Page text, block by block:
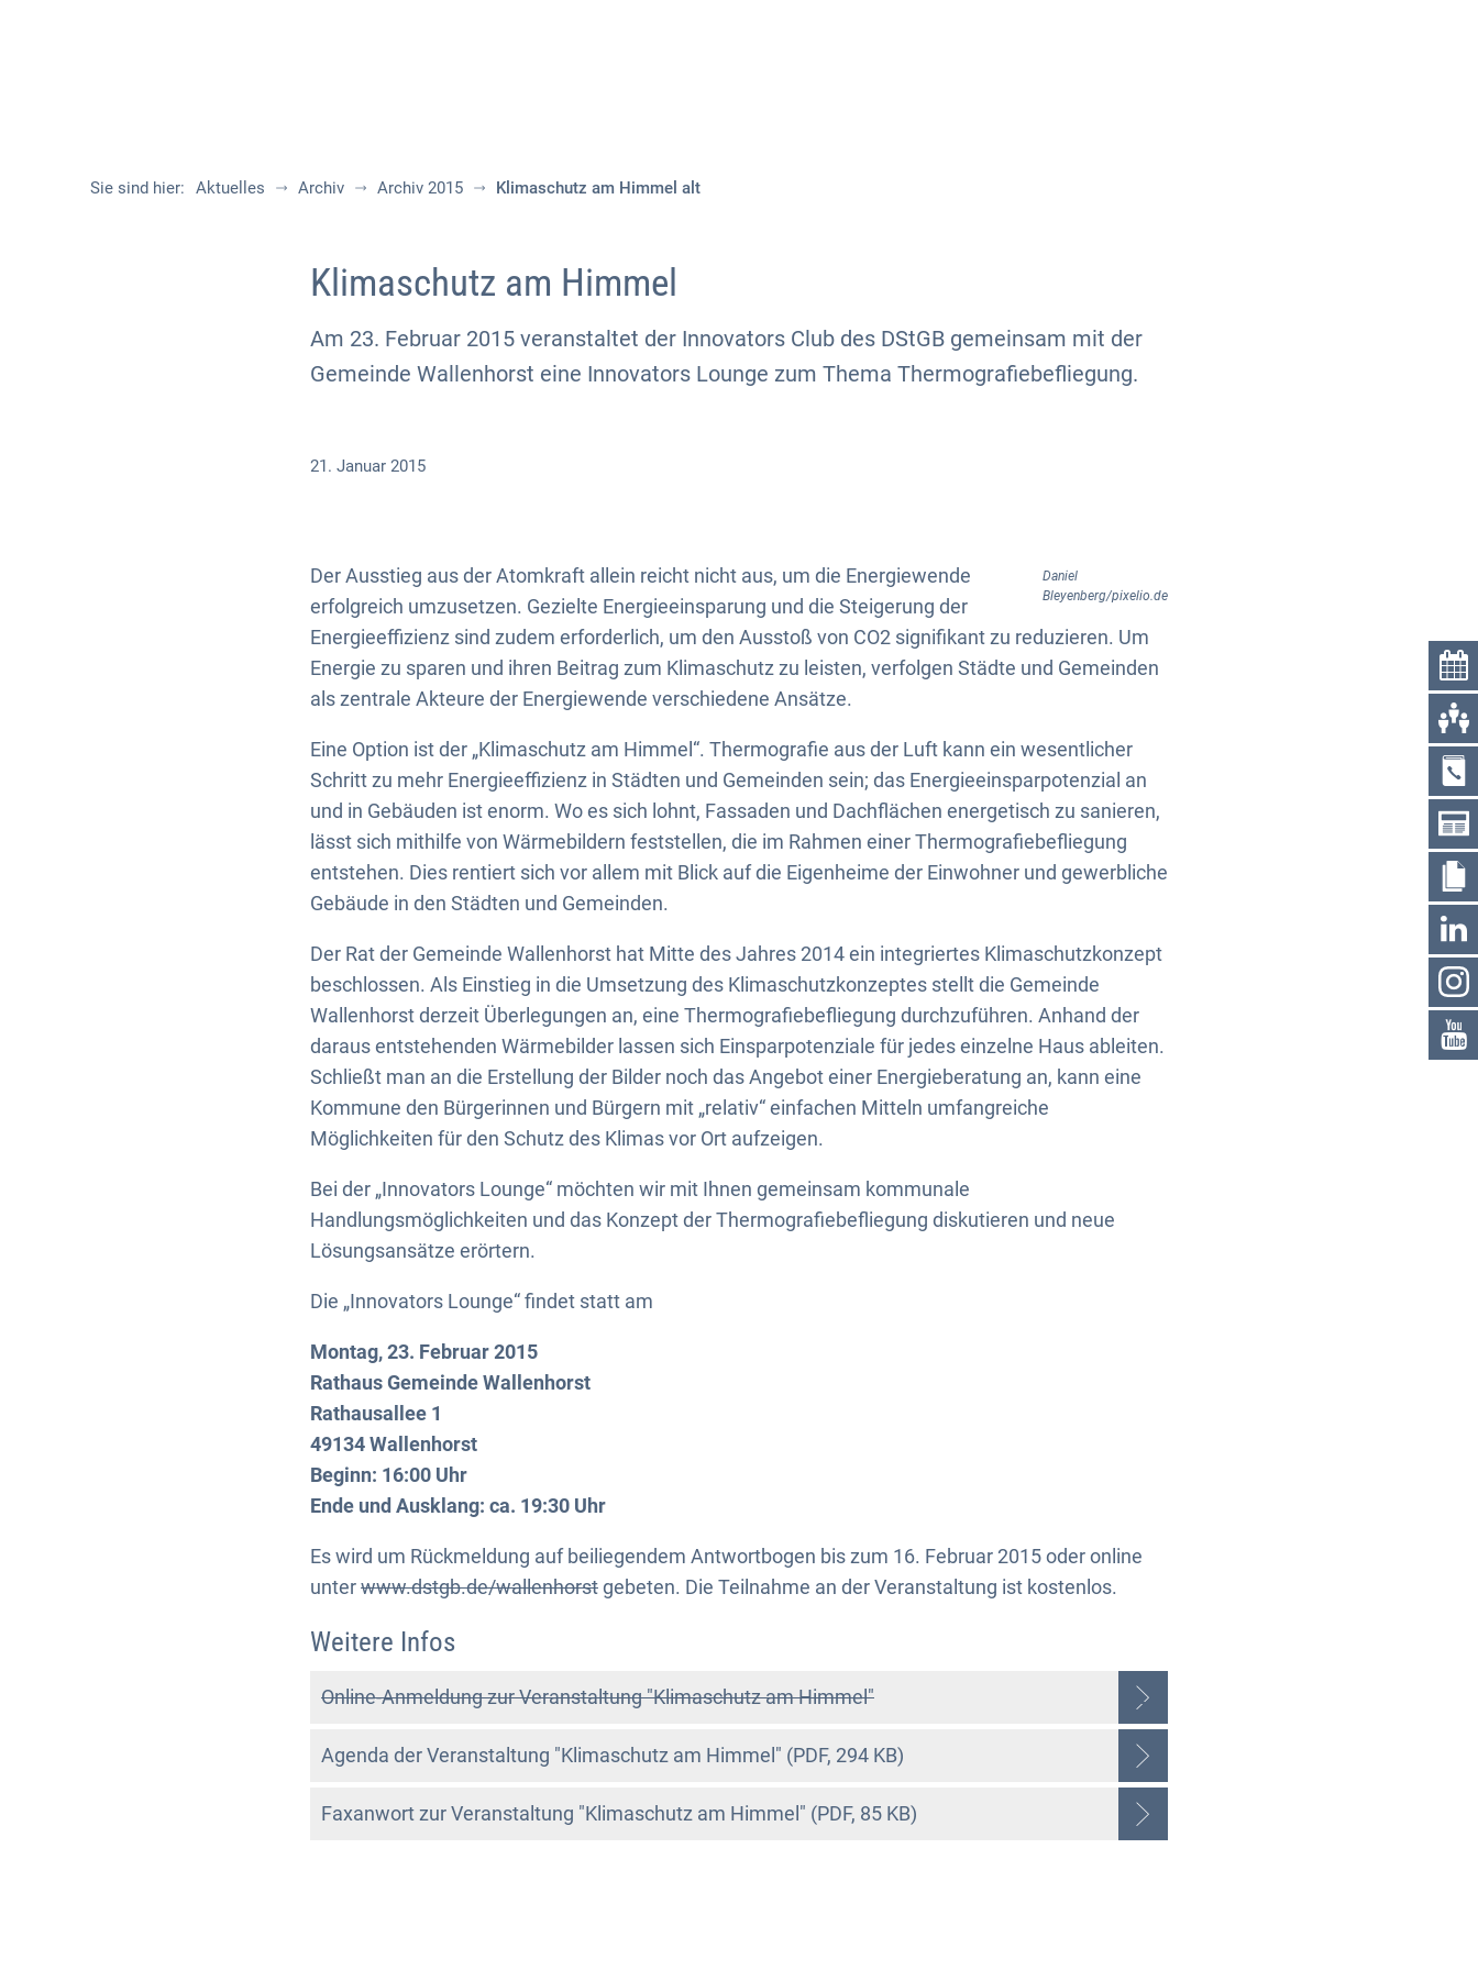
Sie sind hier: Aktuelles Archiv Archiv 2015 Klimaschutz am Himmel alt
Klimaschutz am Himmel
Am 23. Februar 2015 veranstaltet der Innovators Club des DStGB gemeinsam mit der
Gemeinde Wallenhorst eine Innovators Lounge zum Thema Thermografiebefliegung.
21. Januar 2015
Daniel
Bleyenberg/pixelio.de
Der Ausstieg aus der Atomkraft allein reicht nicht aus, um die Energiewende
erfolgreich umzusetzen. Gezielte Energieeinsparung und die Steigerung der
Energieeffizienz sind zudem erforderlich, um den Ausstoß von CO2 signifikant zu reduzieren. Um
Energie zu sparen und ihren Beitrag zum Klimaschutz zu leisten, verfolgen Städte und Gemeinden
als zentrale Akteure der Energiewende verschiedene Ansätze.
Eine Option ist der „Klimaschutz am Himmel“. Thermografie aus der Luft kann ein wesentlicher
Schritt zu mehr Energieeffizienz in Städten und Gemeinden sein; das Energieeinsparpotenzial an
und in Gebäuden ist enorm. Wo es sich lohnt, Fassaden und Dachflächen energetisch zu sanieren,
lässt sich mithilfe von Wärmebildern feststellen, die im Rahmen einer Thermografiebefliegung
entstehen. Dies rentiert sich vor allem mit Blick auf die Eigenheime der Einwohner und gewerbliche
Gebäude in den Städten und Gemeinden.
Der Rat der Gemeinde Wallenhorst hat Mitte des Jahres 2014 ein integriertes Klimaschutzkonzept
beschlossen. Als Einstieg in die Umsetzung des Klimaschutzkonzeptes stellt die Gemeinde
Wallenhorst derzeit Überlegungen an, eine Thermografiebefliegung durchzuführen. Anhand der
daraus entstehenden Wärmebilder lassen sich Einsparpotenziale für jedes einzelne Haus ableiten.
Schließt man an die Erstellung der Bilder noch das Angebot einer Energieberatung an, kann eine
Kommune den Bürgerinnen und Bürgern mit „relativ“ einfachen Mitteln umfangreiche
Möglichkeiten für den Schutz des Klimas vor Ort aufzeigen.
Bei der „Innovators Lounge“ möchten wir mit Ihnen gemeinsam kommunale
Handlungsmöglichkeiten und das Konzept der Thermografiebefliegung diskutieren und neue
Lösungsansätze erörtern.
Die „Innovators Lounge“ findet statt am
Montag, 23. Februar 2015
Rathaus Gemeinde Wallenhorst
Rathausallee 1
49134 Wallenhorst
Beginn: 16:00 Uhr
Ende und Ausklang: ca. 19:30 Uhr
Es wird um Rückmeldung auf beiliegendem Antwortbogen bis zum 16. Februar 2015 oder online
unterwww.dstgb.de/wallenhorst gebeten. Die Teilnahme an der Veranstaltung ist kostenlos.
Weitere Infos
Online-Anmeldung zur Veranstaltung "Klimaschutz am Himmel"
Agenda der Veranstaltung "Klimaschutz am Himmel" (PDF, 294 KB)
Faxanwort zur Veranstaltung "Klimaschutz am Himmel" (PDF, 85 KB)